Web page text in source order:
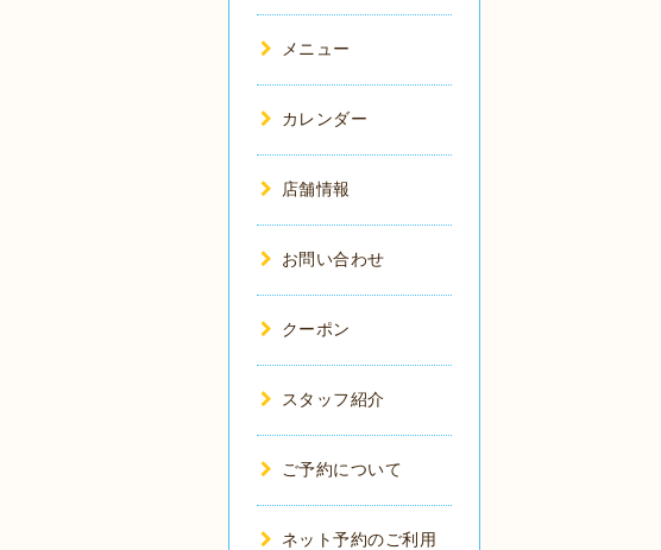
メニュー
カレンダー
店舗情報
お問い合わせ
クーポン
スタッフ紹介
ご予約について
ネット予約のご利用